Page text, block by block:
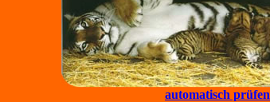
automatisch prüfen